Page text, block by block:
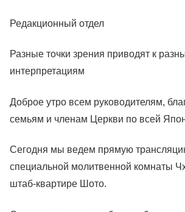
Редакционный отдел
Разные точки зрения приводят к
интерпретациям
Доброе утро всем руководителям,
семьям и членам Церкви по всей
Сегодня мы ведем прямую
специальной молитвенной комнаты
штаб-квартире Шото.